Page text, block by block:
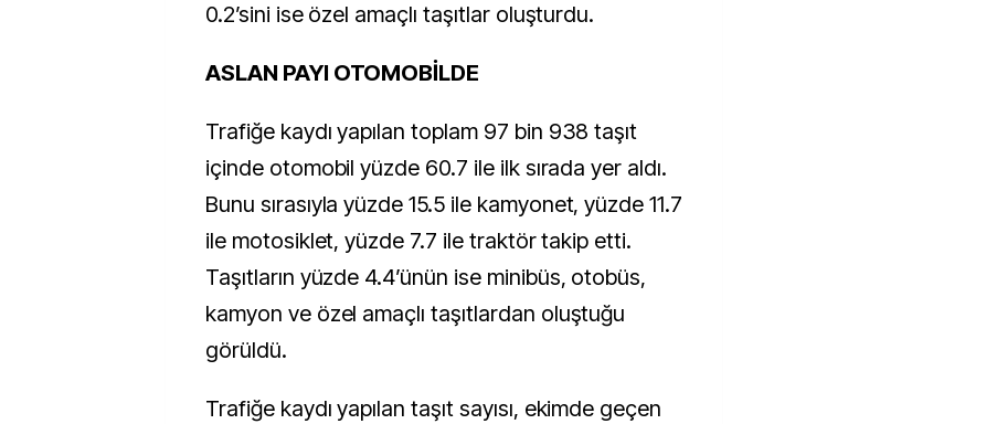
0.2’sini ise özel amaçlı taşıtlar oluşturdu.
ASLAN PAYI OTOMOBİLDE
Trafiğe kaydı yapılan toplam 97 bin 938 taşıt
içinde otomobil yüzde 60.7 ile ilk sırada yer aldı.
Bunu sırasıyla yüzde 15.5 ile kamyonet, yüzde 11.7
ile motosiklet, yüzde 7.7 ile traktör takip etti.
Taşıtların yüzde 4.4’ünün ise minibüs, otobüs,
kamyon ve özel amaçlı taşıtlardan oluştuğu
görüldü.
Trafiğe kaydı yapılan taşıt sayısı, ekimde geçen